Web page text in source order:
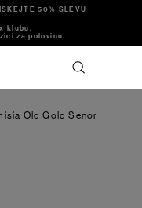
50% SLEVU
klubu.
za polovinu.
Old Gold Senor